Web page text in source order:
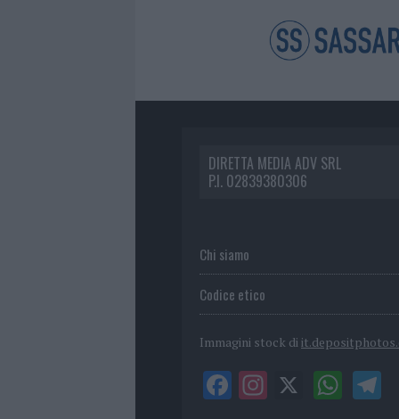
DIRETTA MEDIA ADV SRL
P.I. 02839380306
Chi siamo
Codice etico
Immagini stock di